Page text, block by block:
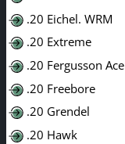
.20 Eichel. WRM
.20 Extreme
.20 Fergusson Ace
.20 Freebore
.20 Grendel
.20 Hawk